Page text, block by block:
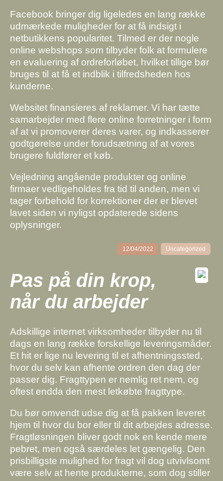
Facebook bringer dig ligeledes en lang række
udmærkede muligheder for at få indsigt i
netbutikkens popularitet. Tilmed er der nogle
online webshops som tilbyder folk at formulere
en evaluering af ordreforløbet, hvilket tillige bør
bruges til at få et indblik i tilfredsheden hos
kunderne.
Websitet finansieres af reklamer. Vi har tætte
samarbejder med flere online forretninger i form
af at vi promoverer deres varer, og indkasserer
godtgørelse under forudsætning af at vores
brugere fuldfører et køb.
Vejledning angående produkter og online
firmaer vedligeholdes fra tid til anden, men vi
tager forbehold for korrektioner der er blevet
lavet siden vi nyligst opdaterede sidens
oplysninger.
12/04/2022 Uncategorized
Pas på din krop,
når du arbejder
Adskillige internet virksomheder tilbyder nu til
dags en lang række forskellige leveringsmåder.
Et hit er lige nu levering til et afhentningssted,
hvor du selv kan afhente ordren den dag der
passer dig. Fragttypen er nemlig ret nem, og
oftest endda den mest letkøbte fragttype.
Du bør omvendt udse dig at få pakken leveret
hjem til hvor du bor eller til dit arbejdes adresse.
Fragtløsningen bliver godt nok en kende mere
pebret, men også særdeles let gængelig. Den
prisbilligste mulighed for fragt vil dog utvivlsomt
være selv at hente produkterne, som dog stiller